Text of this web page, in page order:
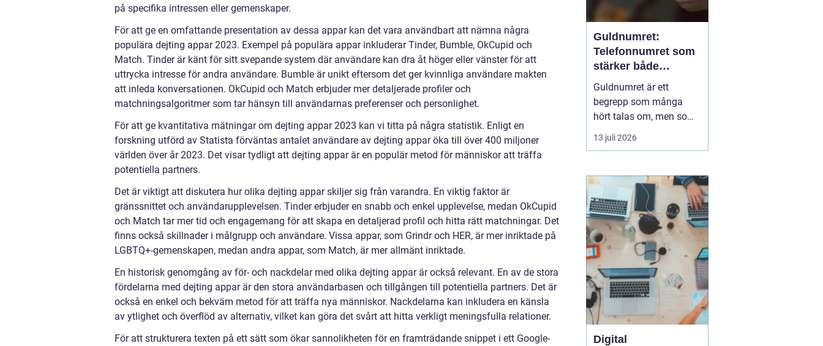
på specifika intressen eller gemenskaper.
För att ge en omfattande presentation av dessa appar kan det vara användbart att nämna några
populära dejting appar 2023. Exempel på populära appar inkluderar Tinder, Bumble, OkCupid och
Match. Tinder är känt för sitt svepande system där användare kan dra åt höger eller vänster för att
uttrycka intresse för andra användare. Bumble är unikt eftersom det ger kvinnliga användare makten
att inleda konversationen. OkCupid och Match erbjuder mer detaljerade profiler och
matchningsalgoritmer som tar hänsyn till användarnas preferenser och personlighet.
För att ge kvantitativa mätningar om dejting appar 2023 kan vi titta på några statistik. Enligt en
forskning utförd av Statista förväntas antalet användare av dejting appar öka till över 400 miljoner
världen över år 2023. Det visar tydligt att dejting appar är en populär metod för människor att träffa
potentiella partners.
Det är viktigt att diskutera hur olika dejting appar skiljer sig från varandra. En viktig faktor är
gränssnittet och användarupplevelsen. Tinder erbjuder en snabb och enkel upplevelse, medan OkCupid
och Match tar mer tid och engagemang för att skapa en detaljerad profil och hitta rätt matchningar. Det
finns också skillnader i målgrupp och användare. Vissa appar, som Grindr och HER, är mer inriktade på
LGBTQ+-gemenskapen, medan andra appar, som Match, är mer allmänt inriktade.
En historisk genomgång av för- och nackdelar med olika dejting appar är också relevant. En av de stora
fördelarna med dejting appar är den stora användarbasen och tillgången till potentiella partners. Det är
också en enkel och bekväm metod för att träffa nya människor. Nackdelarna kan inkludera en känsla
av ytlighet och överflöd av alternativ, vilket kan göra det svårt att hitta verkligt meningsfulla relationer.
För att strukturera texten på ett sätt som ökar sannolikheten för en framträdande snippet i ett Google-
Guldnumret:
Telefonnumret som
stärker både
varumärke och
vardag
Guldnumret är ett
begrepp som många
hört talas om, men som
färre har funderat
igenom strategiskt. Med
och ofta symmetriskt
telefonnummer kan
både företag och
privatpersoner göra
kommuni...
13 juli 2026
Digital